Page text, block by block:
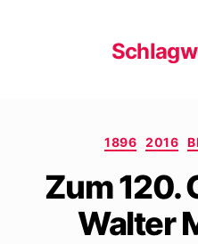
1896 2016
Zum 120.
Walter